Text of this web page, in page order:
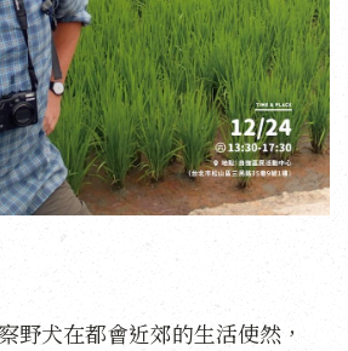
野犬在都會近郊的生活使然，